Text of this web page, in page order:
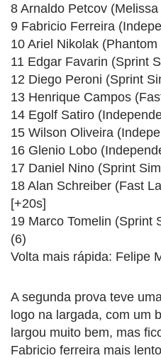
8 Arnaldo Petcov
9 Fabricio Ferreira
10 Ariel Nikolak
11 Edgar Favarin (Sprint
12 Diego Peroni (Sprint
13 Henrique Campos
14 Egolf Satiro
15 Wilson Oliveira
16 Glenio Lobo
17 Daniel Nino (Sprint
18 Alan Schreiber (Fast
[+20s]
19 Marco Tomelin (Sprint
(6)
Volta mais rápida: Felipe
A segunda prova teve
logo na largada, com um
largou muito bem, mas
Fabricio ferreira mais